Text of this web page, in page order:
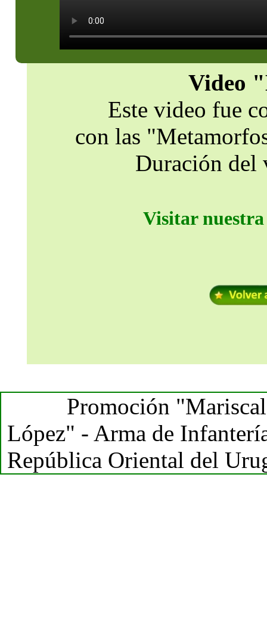
Video
Este video fue
con las
Duración del
Visitar
Promoción
López" - Arma de
República Oriental del